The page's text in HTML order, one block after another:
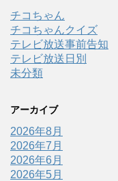
チコちゃん
チコちゃんクイズ
テレビ放送事前告知
テレビ放送日別
未分類
アーカイブ
2026年8月
2026年7月
2026年6月
2026年5月